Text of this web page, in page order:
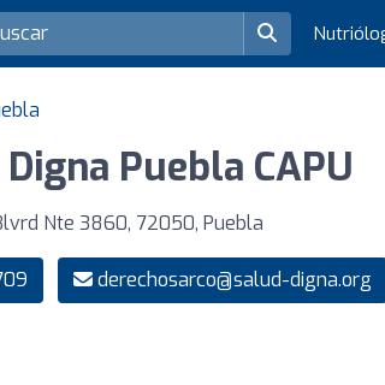
Puebla CAPU
Nte 3860, 72050, Puebla
derechosarco@salud-digna.org